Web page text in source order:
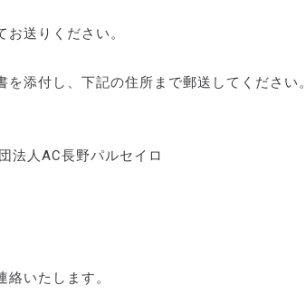
送りください。
添付し、下記の住所まで郵送してください。
法人AC長野パルセイロ
いたします。